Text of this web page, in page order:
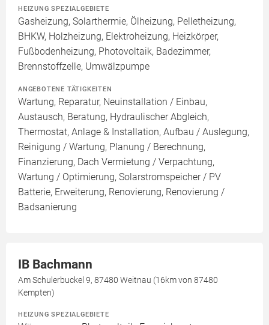
HEIZUNG SPEZIALGEBIETE
Gasheizung, Solarthermie, Ölheizung, Pelletheizung,
BHKW, Holzheizung, Elektroheizung, Heizkörper,
Fußbodenheizung, Photovoltaik, Badezimmer,
Brennstoffzelle, Umwälzpumpe
ANGEBOTENE TÄTIGKEITEN
Wartung, Reparatur, Neuinstallation / Einbau,
Austausch, Beratung, Hydraulischer Abgleich,
Thermostat, Anlage & Installation, Aufbau / Auslegung,
Reinigung / Wartung, Planung / Berechnung,
Finanzierung, Dach Vermietung / Verpachtung,
Wartung / Optimierung, Solarstromspeicher / PV
Batterie, Erweiterung, Renovierung, Renovierung /
Badsanierung
IB Bachmann
Am Schulerbuckel 9, 87480 Weitnau (16km von 87480
Kempten)
HEIZUNG SPEZIALGEBIETE